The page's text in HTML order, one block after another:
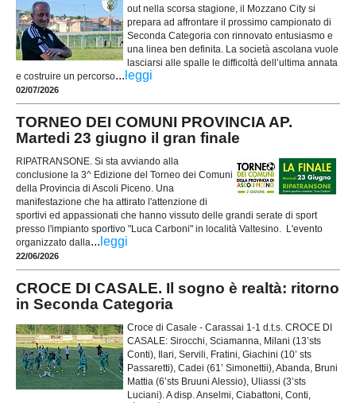
out nella scorsa stagione, il Mozzano City si
prepara ad affrontare il prossimo campionato di
Seconda Categoria con rinnovato entusiasmo e
una linea ben definita. La società ascolana vuole
lasciarsi alle spalle le difficoltà dell’ultima annata
e costruire un percorso... leggi
02/07/2026
TORNEO DEI COMUNI PROVINCIA AP.
Martedi 23 giugno il gran finale
RIPATRANSONE. Si sta avviando alla
conclusione la 3^ Edizione del Torneo dei Comuni
della Provincia di Ascoli Piceno. Una
manifestazione che ha attirato l'attenzione di
sportivi ed appassionati che hanno vissuto delle grandi serate di sport
presso l'impianto sportivo "Luca Carboni" in località Valtesino. L'evento
organizzato dalla... leggi
22/06/2026
CROCE DI CASALE. Il sogno è realtà: ritorno
in Seconda Categoria
Croce di Casale - Carassai 1-1 d.t.s. CROCE DI
CASALE: Sirocchi, Sciamanna, Milani (13’sts
Conti), Ilari, Servili, Fratini, Giachini (10’ sts
Passaretti), Cadei (61’ Simonettii), Abanda, Bruni
Mattia (6’sts Bruuni Alessio), Uliassi (3’sts
Luciani). A disp. Anselmi, Ciabattoni, Conti,